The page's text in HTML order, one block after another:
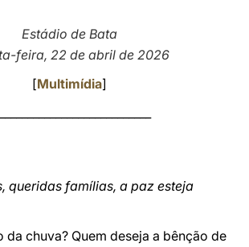
Estádio de Bata
feira, 22 de abril de 2026
[Multimídia]
queridas famílias, a paz esteja
da chuva? Quem deseja a bênção de